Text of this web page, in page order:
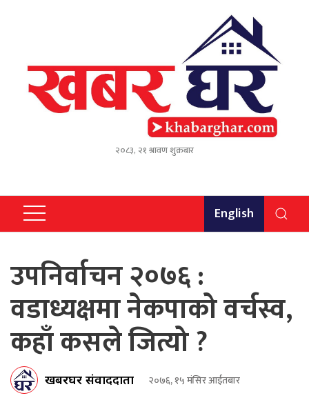
२०८३, २१ श्रावण शुक्रबार
English
उपनिर्वाचन २०७६ :
वडाध्यक्षमा नेकपाको वर्चस्व,
कहाँ कसले जित्यो ?
खबरघर संवाददाता २०७६, १५ मंसिर आईतबार